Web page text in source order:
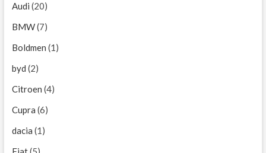
Audi (20)
BMW(7)
Boldmen (1)
byd (2)
Citroen (4)
Cupra (6)
dacia (1)